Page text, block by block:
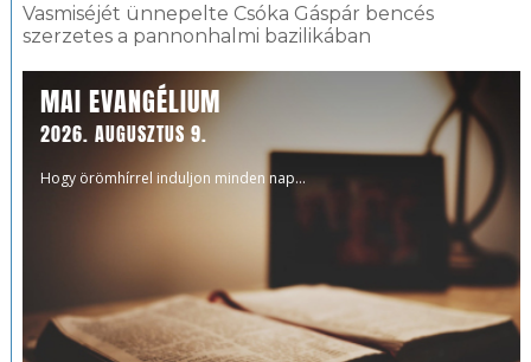
Vasmiséjét ünnepelte Csóka Gáspár bencés
szerzetes a pannonhalmi bazilikában
MAI EVANGÉLIUM
2026. AUGUSZTUS 9.
Hogy örömhírrel induljon minden nap...